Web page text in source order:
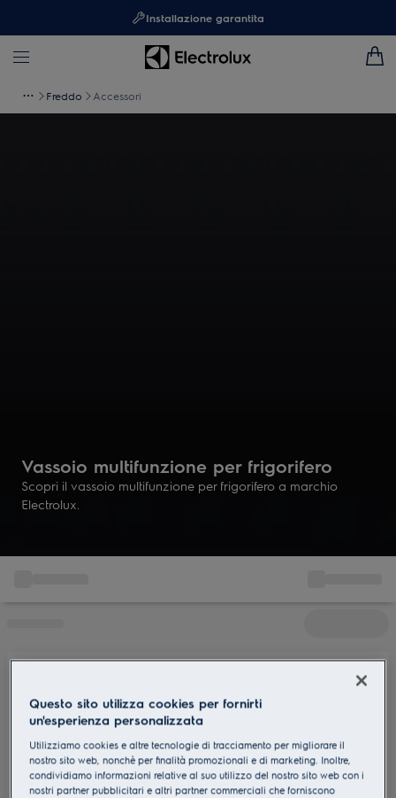
Installazione garantita
Freddo Accessori
Vassoio multifunzione per frigorifero
Scopri il vassoio multifunzione per frigorifero a marchio
Electrolux.
Questo sito utilizza cookies per fornirti
un'esperienza personalizzata
Utilizziamo cookies e altre tecnologie di tracciamento per migliorare il
nostro sito web, nonchè per finalità promozionali e di marketing. Inoltre,
condividiamo informazioni relative al suo utilizzo del nostro sito web con i
nostri partner pubblicitari e altri partner commerciali che forniscono